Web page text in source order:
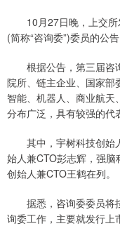
10月27日晚，上交所
(简称“咨询委”)委员的公告
根据公告，第三届咨
院所、链主企业、国家部
智能、机器人、商业航
分布广泛，具有较强的代
其中，宇树科技创始
始人兼CTO彭志辉，强
创始人兼CTO王鹤在列。
据悉，咨询委委员将
询委工作，主要就发行上